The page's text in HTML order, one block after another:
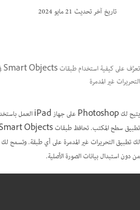
تاريخ آخر تحديث21 مايو 2024
التحريرات غير المدمرة
لك تطبيق التحريرات غير المدمرة على أي طبقة. وتسمح لك
من دون استبدال بيانات الصورة الأصلية.